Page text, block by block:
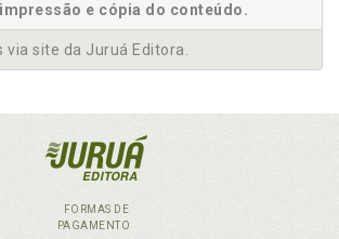
e cópia do conteúdo.
via site da Juruá Editora.
FORMAS DE
PAGAMENTO